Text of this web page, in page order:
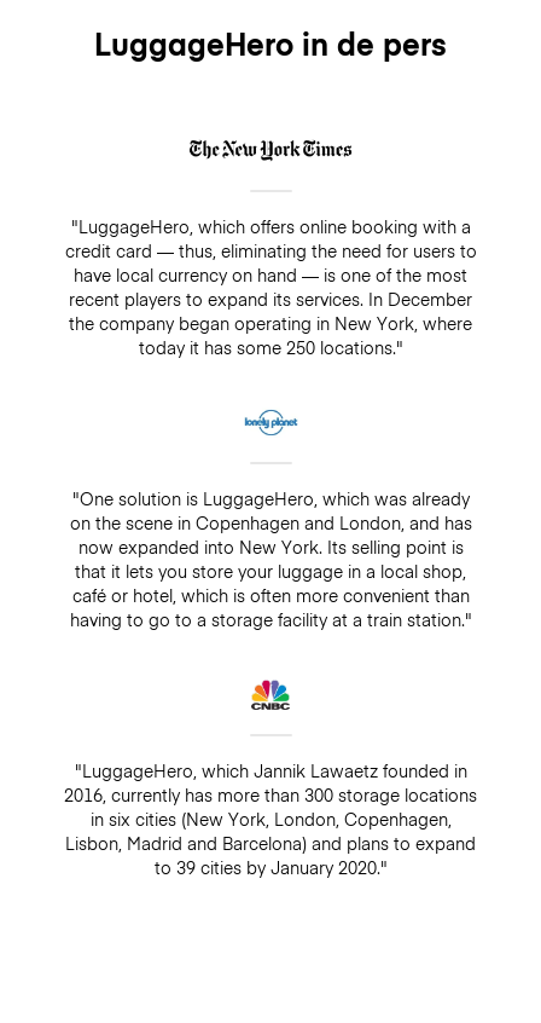
LuggageHero in de pers
"LuggageHero, which offers online booking with a
credit card — thus, eliminating the need for users to
have local currency on hand — is one of the most
recent players to expand its services. In December
the company began operating in New York, where
today it has some 250 locations."
"One solution is LuggageHero, which was already
on the scene in Copenhagen and London, and has
now expanded into New York. Its selling point is
that it lets you store your luggage in a local shop,
café or hotel, which is often more convenient than
having to go to a storage facility at a train station."
"LuggageHero, which Jannik Lawaetz founded in
2016, currently has more than 300 storage locations
in six cities (New York, London, Copenhagen,
Lisbon, Madrid and Barcelona) and plans to expand
to 39 cities by January 2020."